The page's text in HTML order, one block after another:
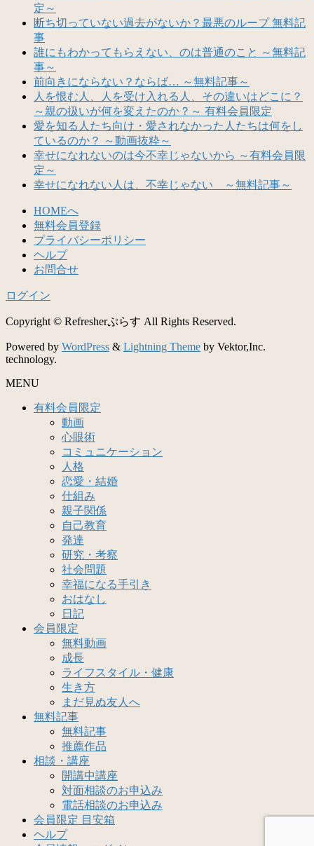
定～
断ち切っていない過去がないか？最悪のループ 無料記
事
誰にもわかってもらえない、のは普通のこと ～無料記
事～
前向きにならない？ならば… ～無料記事～
人を恨む人、人を受け入れる人、その違いはどこに？
～親の扱いが何を変えたのか？～ 有料会員限定
愛を知る人たち向け・愛されなかった人たちは何をし
ているのか？ ～動画抜粋～
幸せになれないのは今不幸じゃないから ～有料会員限
定～
幸せになれない人は、不幸じゃない ～無料記事～
HOMEへ
無料会員登録
プライバシーポリシー
ヘルプ
お問合せ
ログイン
Copyright © Refresherぷらす All Rights Reserved.
Powered by WordPress & Lightning Theme by Vektor,Inc.
technology.
MENU
有料会員限定
動画
心眼術
コミュニケーション
人格
恋愛・結婚
仕組み
親子関係
自己教育
発達
研究・考察
社会問題
幸福になる手引き
おはなし
日記
会員限定
無料動画
成長
ライフスタイル・健康
生き方
まだ見ぬ友人へ
無料記事
無料記事
推薦作品
相談・講座
開講中講座
対面相談のお申込み
電話相談のお申込み
会員限定 目安箱
ヘルプ